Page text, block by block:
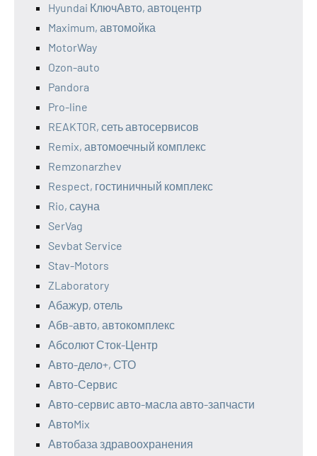
Hyundai КлючАвто, автоцентр
Maximum, автомойка
MotorWay
Ozon-auto
Pandora
Pro-line
REAKTOR, сеть автосервисов
Remix, автомоечный комплекс
Remzonarzhev
Respect, гостиничный комплекс
Rio, сауна
SerVag
Sevbat Service
Stav-Motors
ZLaboratory
Абажур, отель
Абв-авто, автокомплекс
Абсолют Сток-Центр
Авто-дело+, СТО
Авто-Сервис
Авто-сервис авто-масла авто-запчасти
АвтоMix
Автобаза здравоохранения